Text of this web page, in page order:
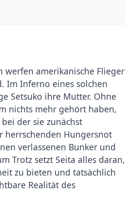
werfen amerikanische Flieger
Im Inferno eines solchen
Setsuko ihre Mutter. Ohne
nichts mehr gehört haben,
der sie zunächst
herrschenden Hungersnot
verlassenen Bunker und
Trotz setzt Seita alles daran,
zu bieten und tatsächlich
Realität des